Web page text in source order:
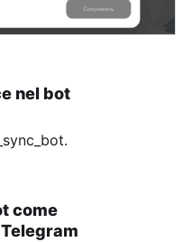
nel bot
come